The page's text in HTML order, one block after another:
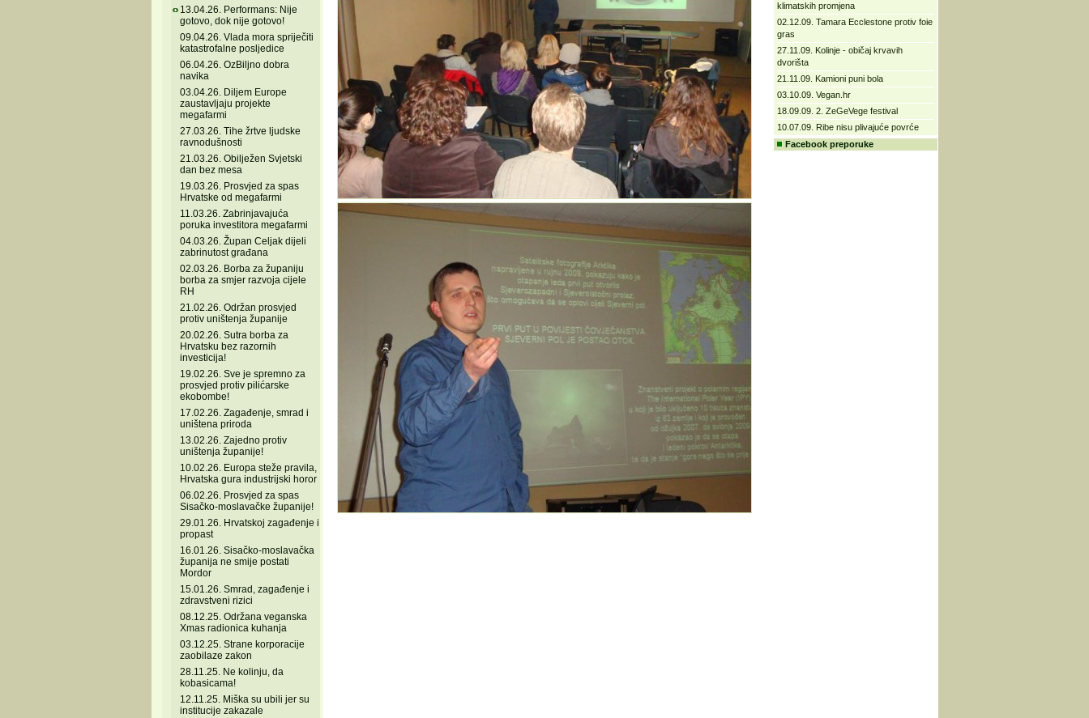
13.04.26. Performans: Nije
gotovo, dok nije gotovo!
09.04.26. Vlada mora spriječiti
katastrofalne posljedice
06.04.26. OzBiljno dobra
navika
03.04.26. Diljem Europe
zaustavljaju projekte
megafarmi
27.03.26. Tihe žrtve ljudske
ravnodušnosti
21.03.26. Obilježen Svjetski
dan bez mesa
19.03.26. Prosvjed za spas
Hrvatske od megafarmi
11.03.26. Zabrinjavajuća
poruka investitora megafarmi
04.03.26. Župan Celjak dijeli
zabrinutost građana
02.03.26. Borba za županiju
borba za smjer razvoja cijele
RH
21.02.26. Održan prosvjed
protiv uništenja županije
20.02.26. Sutra borba za
Hrvatsku bez razornih
investicija!
19.02.26. Sve je spremno za
prosvjed protiv pilićarske
ekobombe!
17.02.26. Zagađenje, smrad i
uništena priroda
13.02.26. Zajedno protiv
uništenja županije!
10.02.26. Europa steže pravila,
Hrvatska gura industrijski horor
06.02.26. Prosvjed za spas
Sisačko-moslavačke županije!
29.01.26. Hrvatskoj zagađenje i
propast
16.01.26. Sisačko-moslavačka
županija ne smije postati
Mordor
15.01.26. Smrad, zagađenje i
zdravstveni rizici
08.12.25. Održana veganska
Xmas radionica kuhanja
03.12.25. Strane korporacije
zaobilaze zakon
28.11.25. Ne kolinju, da
kobasicama!
12.11.25. Miška su ubili jer su
institucije zakazale
klimatskih promjena
02.12.09. Tamara Ecclestone protiv foie
gras
27.11.09. Kolinje - običaj krvavih
dvorišta
21.11.09. Kamioni puni bola
03.10.09. Vegan.hr
18.09.09. 2. ZeGeVege festival
10.07.09. Ribe nisu plivajuće povrće
Facebook preporuke